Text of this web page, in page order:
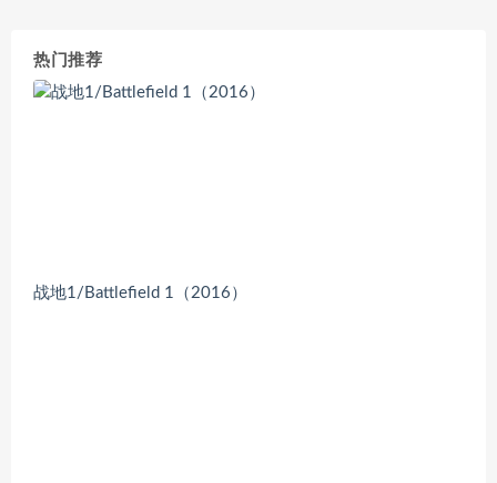
热门推荐
战地1/Battlefield 1（2016）